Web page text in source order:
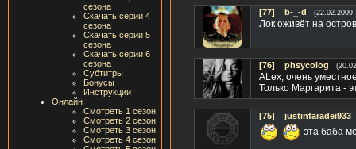
сезона
Скачать серии 4
сезона
Скачать серии 5
сезона
Скачать серии 6
сезона
Субтитры
Бонусы
Инструкции
Онлайн
Смотреть 1 сезон
Смотреть 2 сезон
Смотреть 3 сезон
Смотреть 4 сезон
[77] b-_-d (22.02.2009
Лок оживёт на
[76] phsycolog
ALex, очень
Только Маргарита -
[75] justinfaradei933
эта баба